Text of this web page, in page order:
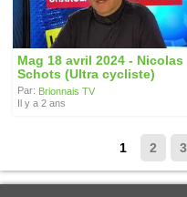
Mag 18 avril 2024 - Nicolas
Schots (Ultra cycliste)
Par: Brionnais TV
Il y a 2 ans
1 2 3